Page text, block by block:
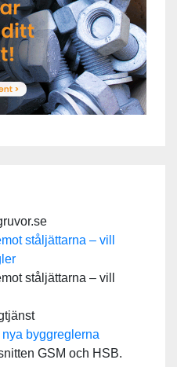
ståljättarna – vill
ståljättarna – vill
byggreglerna
GSM och HSB.